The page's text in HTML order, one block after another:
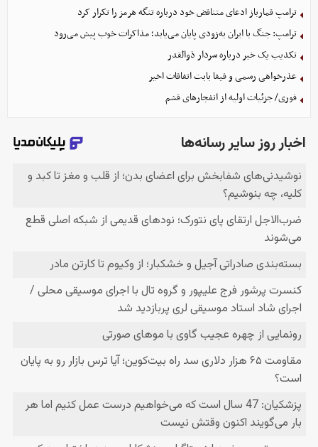
ترامپ قمارباز ادعای متناقض خود درباره تنگه هرمز را تکرار کرد
ترامپ: جنگ با ایران به‌زودی پایان می‌یابد؛ مذاکرات خوب پیش می‌رود
تکذیب یک خبر درباره سردار ذوالقدر
عذرخواهی رسمی و فیفا بابت اتفاقات اخیر
فوری/ جزئیات اولیه از انفجارهای قشم